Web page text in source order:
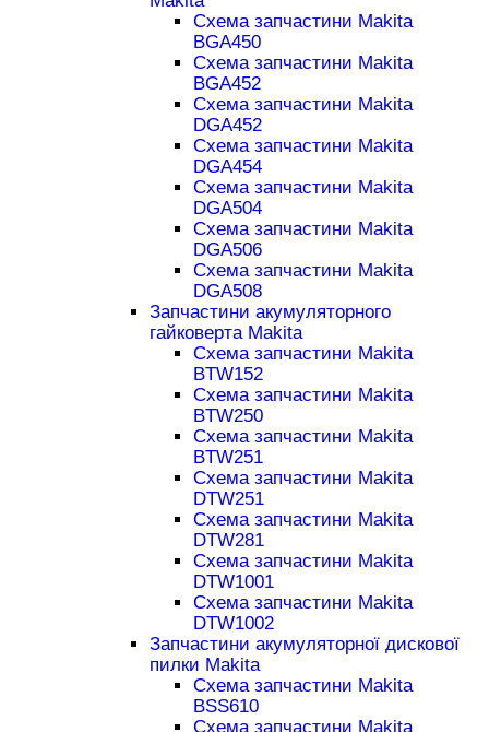
Схема запчастини Makita
BGA450
Схема запчастини Makita
BGA452
Схема запчастини Makita
DGA452
Схема запчастини Makita
DGA454
Схема запчастини Makita
DGA504
Схема запчастини Makita
DGA506
Схема запчастини Makita
DGA508
Запчастини акумуляторного
гайковерта Makita
Схема запчастини Makita
BTW152
Схема запчастини Makita
BTW250
Схема запчастини Makita
BTW251
Схема запчастини Makita
DTW251
Схема запчастини Makita
DTW281
Схема запчастини Makita
DTW1001
Схема запчастини Makita
DTW1002
Запчастини акумуляторної дискової
пилки Makita
Схема запчастини Makita
BSS610
Схема запчастини Makita